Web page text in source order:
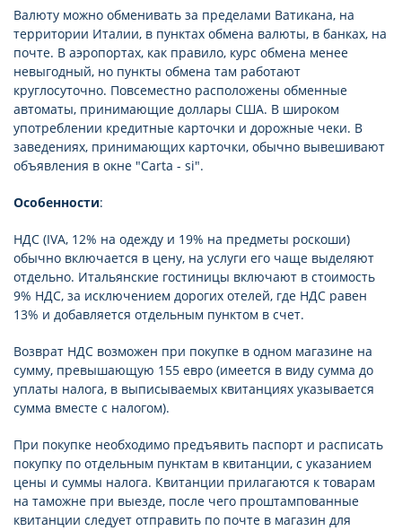
Валюту можно обменивать за пределами Ватикана, на
территории Италии, в пунктах обмена валюты, в банках, на
почте. В аэропортах, как правило, курс обмена менее
невыгодный, но пункты обмена там работают
круглосуточно. Повсеместно расположены обменные
автоматы, принимающие доллары США. В широком
употреблении кредитные карточки и дорожные чеки. В
заведениях, принимающих карточки, обычно вывешивают
объявления в окне "Carta - si".
Особенности:
НДС (IVA, 12% на одежду и 19% на предметы роскоши)
обычно включается в цену, на услуги его чаще выделяют
отдельно. Итальянские гостиницы включают в стоимость
9% НДС, за исключением дорогих отелей, где НДС равен
13% и добавляется отдельным пунктом в счет.
Возврат НДС возможен при покупке в одном магазине на
сумму, превышающую 155 евро (имеется в виду сумма до
уплаты налога, в выписываемых квитанциях указывается
сумма вместе с налогом).
При покупке необходимо предъявить паспорт и расписать
покупку по отдельным пунктам в квитанции, с указанием
цены и суммы налога. Квитанции прилагаются к товарам
на таможне при выезде, после чего проштампованные
квитанции следует отправить по почте в магазин для